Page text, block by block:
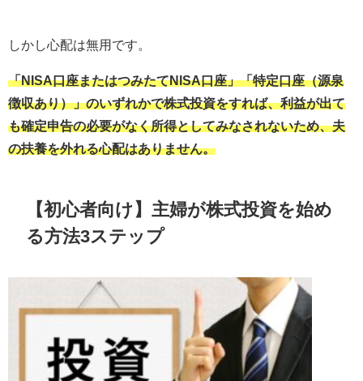
しかし心配は無用です。
「NISA口座またはつみたてNISA口座」「特定口座（源泉
徴収あり）」のいずれかで株式投資をすれば、利益が出て
も確定申告の必要がなく所得としてみなされないため、夫
の扶養を外れる心配はありません。
【初心者向け】主婦が株式投資を始め
る方法3ステップ